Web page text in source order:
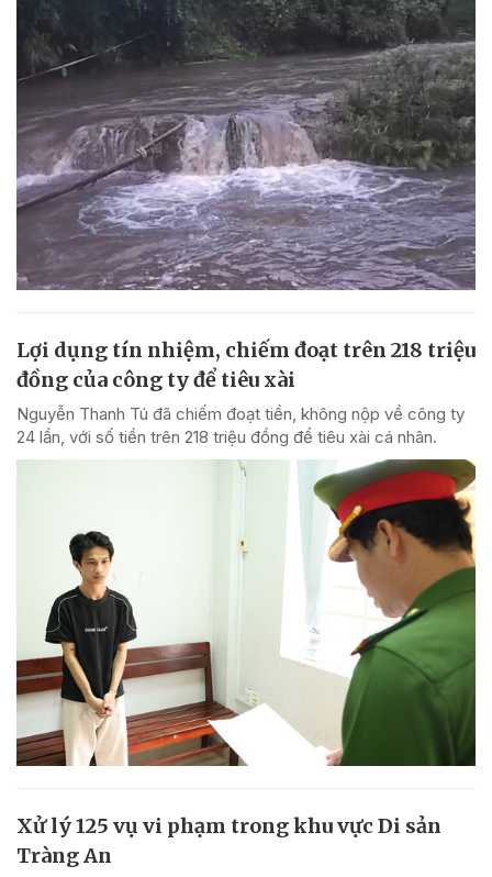
Lợi dụng tín nhiệm, chiếm đoạt trên 218 triệu
đồng của công ty để tiêu xài
Nguyễn Thanh Tú đã chiếm đoạt tiền, không nộp về công ty
24 lần, với số tiền trên 218 triệu đồng để tiêu xài cá nhân.
Xử lý 125 vụ vi phạm trong khu vực Di sản
Tràng An